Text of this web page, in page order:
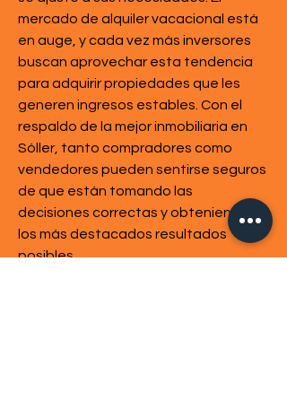
mercado de alquiler vacacional está
en auge, y cada vez más inversores
buscan aprovechar esta tendencia
para adquirir propiedades que les
generen ingresos estables. Con el
respaldo de la mejor inmobiliaria en
Sóller, tanto compradores como
vendedores pueden sentirse seguros
de que están tomando las
decisiones correctas y obteniendo
los más destacados resultados
posibles.